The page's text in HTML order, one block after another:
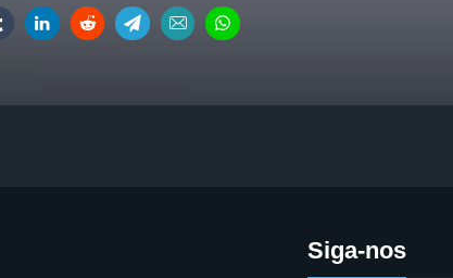
Siga-nos